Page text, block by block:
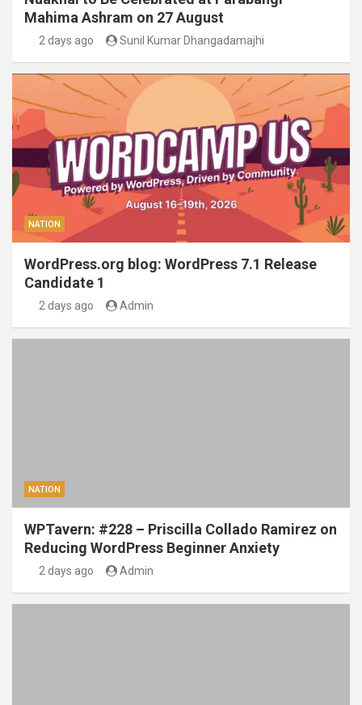
Mahima Ashram on 27 August
2 days ago Sunil Kumar Dhangadamajhi
NATION
WordPress.org blog: WordPress 7.1 Release
Candidate 1
2 days ago Admin
NATION
WPTavern: #228 – Priscilla Collado Ramirez on
Reducing WordPress Beginner Anxiety
2 days ago Admin